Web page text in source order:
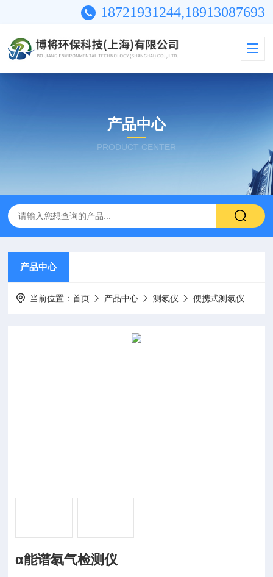
18721931244,18913087693
产品中心
PRODUCT CENTER
产品中心
当前位置：首页 产品中心 测氡仪 便携式测氡仪
α能谱氡气检测仪